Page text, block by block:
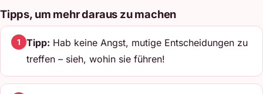
Tipps, um mehr daraus zu machen
1 Tipp: Hab keine Angst, mutige Entscheidungen zu
treffen – sieh, wohin sie führen!